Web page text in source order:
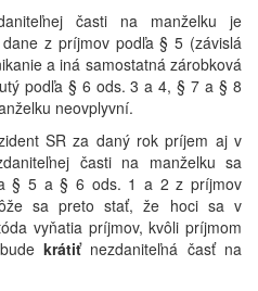
časti na manželku je
z príjmov podľa § 5 (závislá
a iná samostatná zárobková
podľa § 6 ods. 3 a 4, § 7 a § 8
neovplyvní.
SR za daný rok príjem aj v
časti na manželku sa
§ 5 a § 6 ods. 1 a 2 z príjmov
sa preto stať, že hoci sa v
vyňatia príjmov, kvôli príjmom
krátiť nezdaniteľná časť na